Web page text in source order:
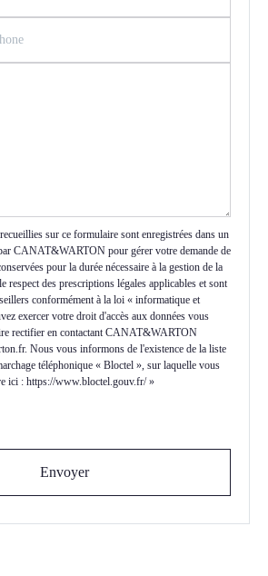
sur ce formulaire sont enregistrées dans un
CANAT&WARTON pour gérer votre demande de
pour la durée nécessaire à la gestion de la
respect des prescriptions légales applicables et sont
conformément à la loi « informatique et
exercer votre droit d'accès aux données vous
rectifier en contactant CANAT&WARTON
Nous vous informons de l'existence de la liste
téléphonique « Bloctel », sur laquelle vous
ici : https://www.bloctel.gouv.fr/ »
Envoyer